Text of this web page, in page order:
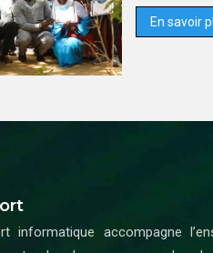
En savoir
informatique accompagne